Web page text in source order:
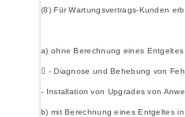
(8) Für Wartungsvertrags-Kunden
a) ohne Berechnung eines
 - Diagnose und Behebung von
- Installation von Upgrades von
b) mit Berechnung eines Entgeltes